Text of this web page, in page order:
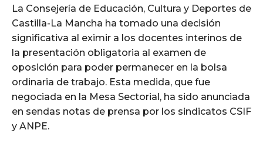
La Consejería de Educación, Cultura y Deportes de
Castilla-La Mancha ha tomado una decisión
significativa al eximir a los docentes interinos de
la presentación obligatoria al examen de
oposición para poder permanecer en la bolsa
ordinaria de trabajo. Esta medida, que fue
negociada en la Mesa Sectorial, ha sido anunciada
en sendas notas de prensa por los sindicatos CSIF
y ANPE.